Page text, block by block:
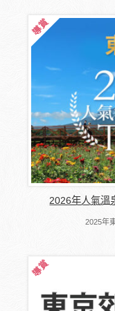
2026年人氣溫
2025年